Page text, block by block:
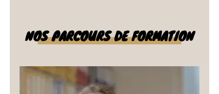
NOS PARCOURS DE FORMATION